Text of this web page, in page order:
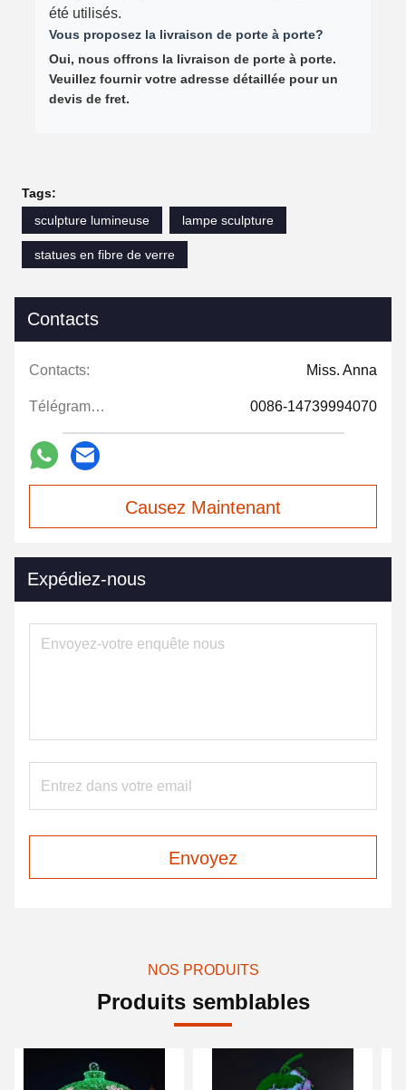
été utilisés.
Vous proposez la livraison de porte à porte?
Oui, nous offrons la livraison de porte à porte.
Veuillez fournir votre adresse détaillée pour un
devis de fret.
Tags:
sculpture lumineuse
lampe sculpture
statues en fibre de verre
Contacts
Contacts: Miss. Anna
Télégramme: 0086-14739994070
Causez Maintenant
Expédiez-nous
Envoyez
NOS PRODUITS
Produits semblables